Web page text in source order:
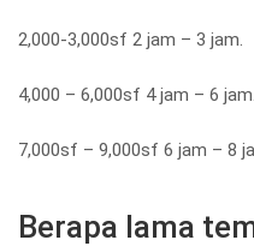
2,000-3,000sf 2 jam – 3 jam.
4,000 – 6,000sf 4 jam – 6 jam.
7,000sf – 9,000sf 6 jam – 8
Berapa lama